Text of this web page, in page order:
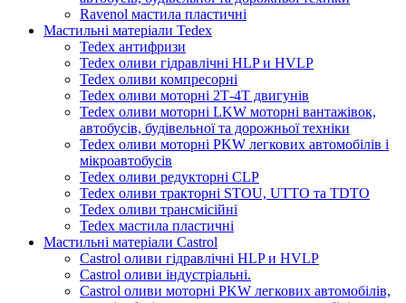
Ravenol мастила пластичні
Мастильні матеріали Tedex
Tedex антифризи
Tedex оливи гідравлічні HLP и HVLP
Tedex оливи компресорні
Tedex оливи моторні 2Т-4Т двигунів
Tedex оливи моторні LKW моторні вантажівок,
автобусів, будівельної та дорожньої техніки
Tedex оливи моторні PKW легкових автомобілів і
мікроавтобусів
Tedex оливи редукторні CLP
Tedex оливи тракторні STOU, UTTO та TDTO
Tedex оливи трансмісійні
Tedex мастила пластичні
Мастильні матеріали Castrol
Castrol оливи гідравлічні HLP и HVLP
Castrol оливи індустріальні.
Castrol оливи моторні PKW легкових автомобілів,